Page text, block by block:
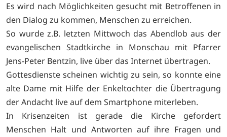
Es wird nach Möglichkeiten gesucht mit Betroffenen in
den Dialog zu kommen, Menschen zu erreichen.
So wurde z.B. letzten Mittwoch das Abendlob aus der
evangelischen Stadtkirche in Monschau mit Pfarrer
Jens-Peter Bentzin, live über das Internet übertragen.
Gottesdienste scheinen wichtig zu sein, so konnte eine
alte Dame mit Hilfe der Enkeltochter die Übertragung
der Andacht live auf dem Smartphone miterleben.
In Krisenzeiten ist gerade die Kirche gefordert
Menschen Halt und Antworten auf ihre Fragen und